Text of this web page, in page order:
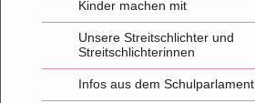
Kinder machen mit
Unsere Streitschlichter und
Streitschlichterinnen
Infos aus dem Schulparlament